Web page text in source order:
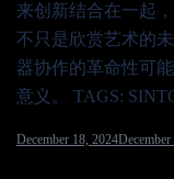
来创新结合在一起
不只是欣赏艺术的
器协作的革命性可
意义。 TAGS:
December 18, 2024